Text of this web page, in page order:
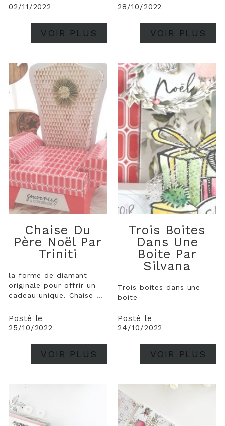
02/11/2022
VOIR PLUS
un pêle-mêle de vos
meilleurs clichés de Noël.
De par sa petite taille,
on peut l'avoir sur soi en
tout temps, comme...
28/10/2022
VOIR PLUS
Chaise Du
Père Noël Par
Triniti
la forme de diamant
originale pour offrir un
cadeau unique. Chaise du
compléter ma décoration
de Noël avec la boîte
réalisée l’année dernière,
j’ai eu envie de fabriquer
la chaise du Père Noël.
Posté le
25/10/2022
VOIR PLUS
Trois Boites
Dans Une
Boite Par
Silvana
Trois boites dans une
boite
Posté le
24/10/2022
VOIR PLUS